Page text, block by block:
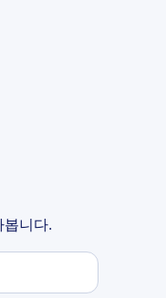
니다.